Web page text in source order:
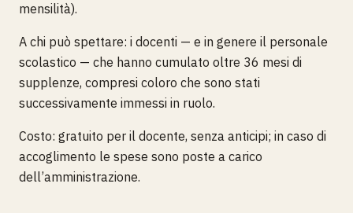
mensilità).
A chi può spettare: i docenti — e in genere il personale
scolastico — che hanno cumulato oltre 36 mesi di
supplenze, compresi coloro che sono stati
successivamente immessi in ruolo.
Costo: gratuito per il docente, senza anticipi; in caso di
accoglimento le spese sono poste a carico
dell’amministrazione.